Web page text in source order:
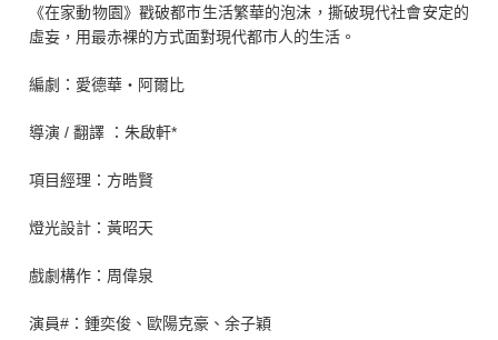
《在家動物園》戳破都市生活繁華的泡沫，撕破現代社會安定的
虛妄，用最赤裸的方式面對現代都市人的生活。
編劇：愛德華 ・ 阿爾比
導演 / 翻譯 ：朱啟軒*
項目經理：方晧賢
燈光設計：黃昭天
戲劇構作：周偉泉
演員# ：鍾奕俊 、 歐陽克豪 、 余子穎